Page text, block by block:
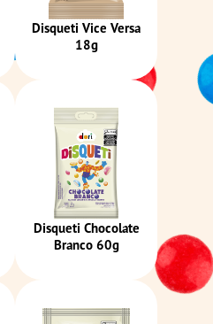
Disqueti Vice Versa
18g
Disqueti Chocolate
Branco 60g